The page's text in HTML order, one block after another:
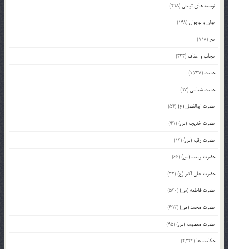
توصیه های تربیتی (498)
جوان و نوجوان(148)
حج (118)
حجاب و عفاف (333)
حدیث (1,737)
حدیث شناسی (97)
حضرت ابوالفضل (ع)(54)
حضرت خدیجه (س)(41)
حضرت رقیه (س)(13)
حضرت زینب (س)(66)
حضرت علی اکبر (ع)(23)
حضرت فاطمه (س)(530)
حضرت محمد (ص)(613)
حضرت معصومه (س)(45)
حکایت ها (2,244)